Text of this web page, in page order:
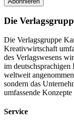
Die
Die Verlagsgruppe
Kreativwirtschaft
des Verlagswesens
im deutschsprachigen
weltweit
sondern das
umfassende
Service